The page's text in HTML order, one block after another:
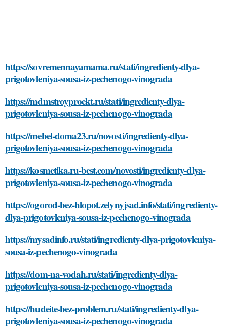
https://sovremennayamama.ru/stati/ingredienty-dlya-
prigotovleniya-sousa-iz-pechenogo-vinograda
https://mdmstroyproekt.ru/stati/ingredienty-dlya-
prigotovleniya-sousa-iz-pechenogo-vinograda
https://mebel-doma23.ru/novosti/ingredienty-dlya-
prigotovleniya-sousa-iz-pechenogo-vinograda
https://kosmetika.ru-best.com/novosti/ingredienty-dlya-
prigotovleniya-sousa-iz-pechenogo-vinograda
https://ogorod-bez-hlopot.zelynyjsad.info/stati/ingredienty-
dlya-prigotovleniya-sousa-iz-pechenogo-vinograda
https://mysadinfo.ru/stati/ingredienty-dlya-prigotovleniya-
sousa-iz-pechenogo-vinograda
https://dom-na-vodah.ru/stati/ingredienty-dlya-
prigotovleniya-sousa-iz-pechenogo-vinograda
https://hudeite-bez-problem.ru/stati/ingredienty-dlya-
prigotovleniya-sousa-iz-pechenogo-vinograda